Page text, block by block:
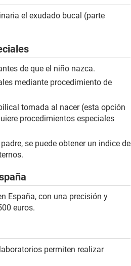
el exudado bucal (parte
de que el niño nazca.
mediante procedimiento de
tomada al nacer (esta opción
procedimientos especiales
se puede obtener un indice de
España, con una precisión y
euros.
permiten realizar